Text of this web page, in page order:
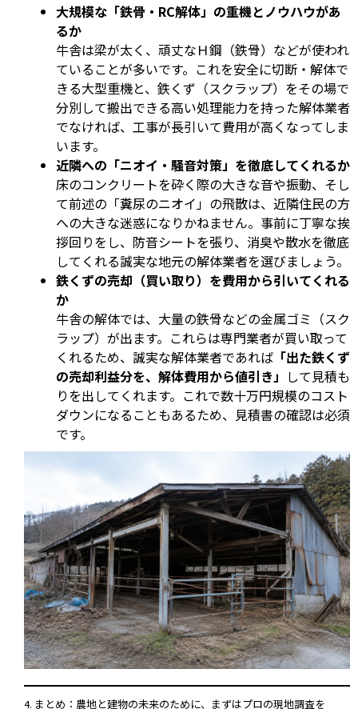
大規模な「鉄骨・RC解体」の重機とノウハウがあ
るか
牛舎は梁が太く、頑丈なＨ鋼（鉄骨）などが使われ
ていることが多いです。これを安全に切断・解体で
きる大型重機と、鉄くず（スクラップ）をその場で
分別して搬出できる高い処理能力を持った解体業者
でなければ、工事が長引いて費用が高くなってしま
います。
近隣への「ニオイ・騒音対策」を徹底してくれるか
床のコンクリートを砕く際の大きな音や振動、そし
て前述の「糞尿のニオイ」の飛散は、近隣住民の方
への大きな迷惑になりかねません。事前に丁寧な挨
拶回りをし、防音シートを張り、消臭や散水を徹底
してくれる誠実な地元の解体業者を選びましょう。
鉄くずの売却（買い取り）を費用から引いてくれる
か
牛舎の解体では、大量の鉄骨などの金属ゴミ（スク
ラップ）が出ます。これらは専門業者が買い取って
くれるため、誠実な解体業者であれば 「出た鉄くず
の売却利益分を、解体費用から値引き」 して見積も
りを出してくれます。これで数十万円規模のコスト
ダウンになることもあるため、見積書の確認は必須
です。
4. まとめ：農地と建物の未来のために、まずはプロの現地調査を